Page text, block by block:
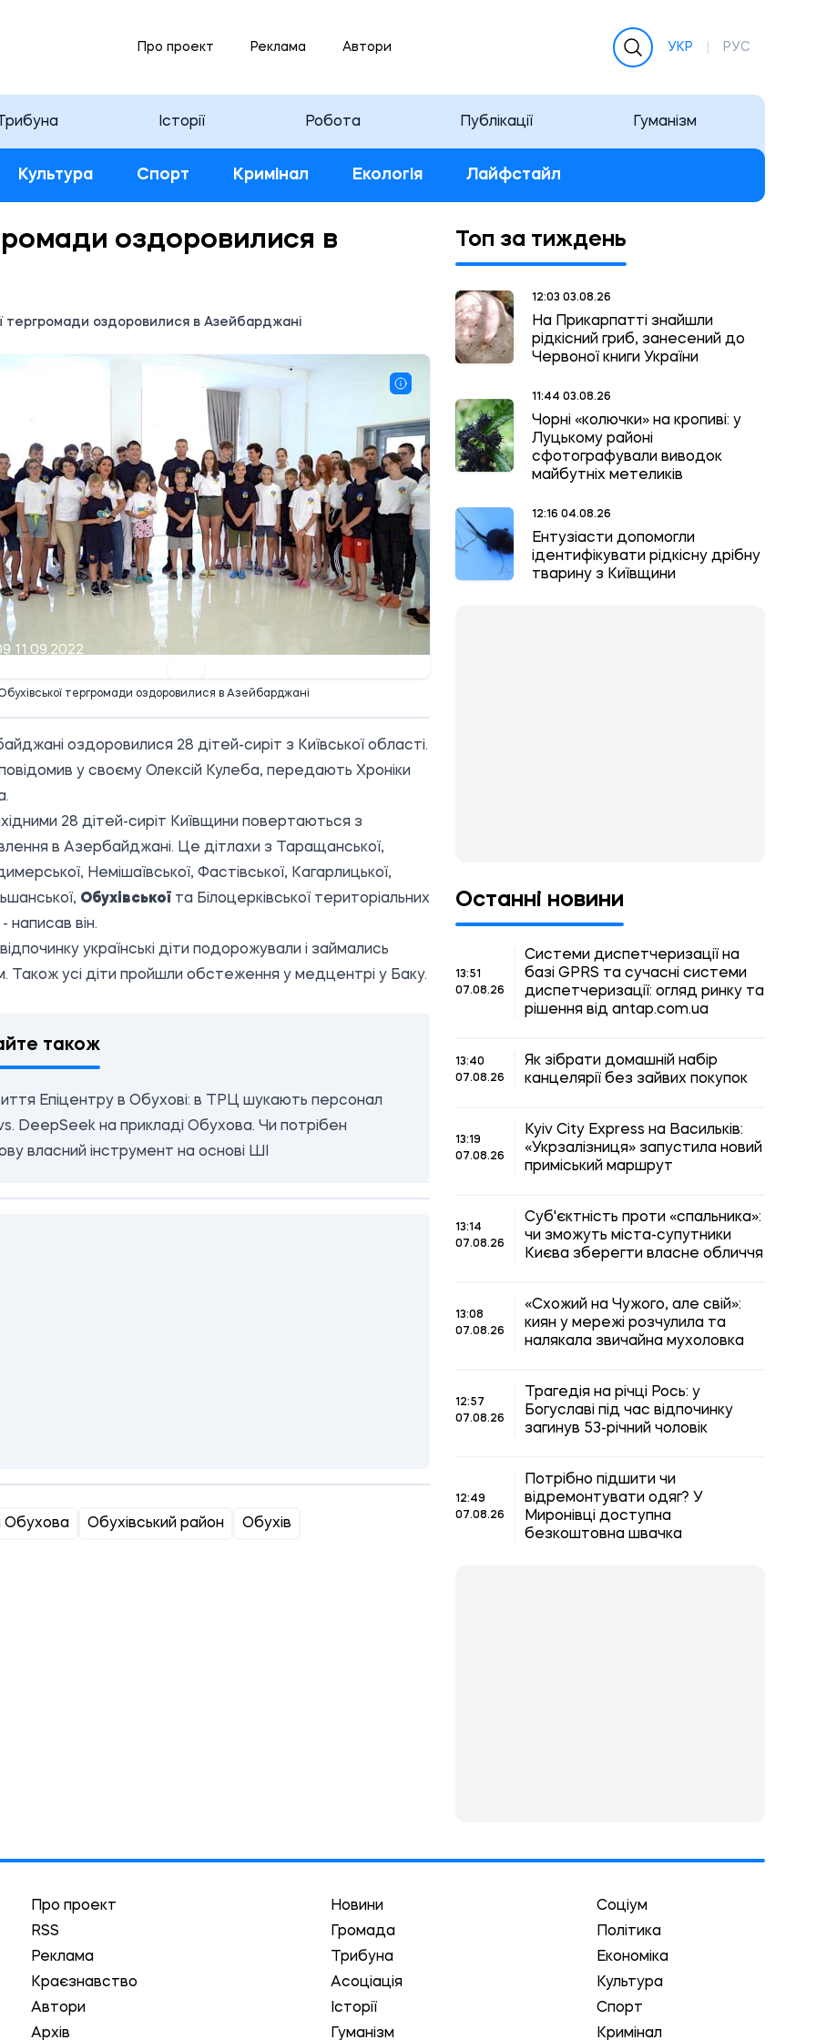
Про проект Реклама Автори УКР РУС
Історії Робота Публікації Гуманізм
Культура Спорт Кримінал Екологія Лайфстайл
оздоровилися в
тергромади оздоровилися в Азейбарджані
11.09.2022
тергромади оздоровилися в Азейбарджані
оздоровилися 28 дітей-сиріт з Київської області.
у своєму Олексій Кулеба, передають Хроніки
28 дітей-сиріт Київщини повертаються з
в Азербайджані. Це дітлахи з Таращанської,
Немішаївської, Фастівської, Кагарлицької,
Обухівської та Білоцерківської територіальних
написав він.
відпочинку українські діти подорожували і займались
Також усі діти пройшли обстеження у медцентрі у Баку.
також
Епіцентру в Обухові: в ТРЦ шукають персонал
DeepSeek на прикладі Обухова. Чи потрібен
власний інструмент на основі ШІ
Обухова Обухівський район Обухів
Топ за тиждень
12:03 03.08.26
На Прикарпатті знайшли
рідкісний гриб, занесений до
Червоної книги України
11:44 03.08.26
Чорні «колючки» на кропиві: у
Луцькому районі
сфотографували виводок
майбутніх метеликів
12:16 04.08.26
Ентузіасти допомогли
ідентифікувати рідкісну дрібну
тварину з Київщини
Останні новини
13:51
07.08.26
Системи диспетчеризації на
базі GPRS та сучасні системи
диспетчеризації: огляд ринку та
рішення від antap.com.ua
13:40
07.08.26
Як зібрати домашній набір
канцелярії без зайвих покупок
13:19
07.08.26
Kyiv City Express на Васильків:
«Укрзалізниця» запустила новий
приміський маршрут
13:14
07.08.26
Суб'єктність проти «спальника»:
чи зможуть міста-супутники
Києва зберегти власне обличчя
13:08
07.08.26
«Схожий на Чужого, але свій»:
киян у мережі розчулила та
налякала звичайна мухоловка
12:57
07.08.26
Трагедія на річці Рось: у
Богуславі під час відпочинку
загинув 53-річний чоловік
12:49
07.08.26
Потрібно підшити чи
відремонтувати одяг? У
Миронівці доступна
безкоштовна швачка
Про проект
RSS
Реклама
Краєзнавство
Автори
Архів
Новини
Громада
Трибуна
Асоціація
Історії
Гуманізм
Соціум
Політика
Економіка
Культура
Спорт
Кримінал